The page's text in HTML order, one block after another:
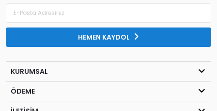
HEMEN KAYDOL
KURUMSAL
ÖDEME